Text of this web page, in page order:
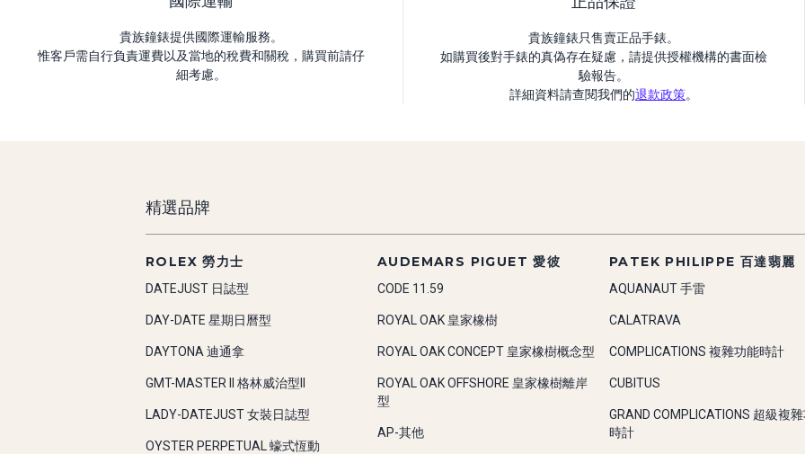
貴族鐘錶提供國際運輸服務。
惟客戶需自行負責運費以及當地的稅費和關稅，購買前請仔
細考慮。
貴族鐘錶只售賣正品手錶。
如購買後對手錶的真偽存在疑慮，請提供授權機構的書面檢
驗報告。
詳細資料請查閱我們的退款政策。
精選品牌
ROLEX 勞力士
DATEJUST 日誌型
DAY-DATE 星期日曆型
DAYTONA 迪通拿
GMT-MASTER II 格林威治型II
LADY-DATEJUST 女裝日誌型
OYSTER PERPETUAL 蠔式恆動
AUDEMARS PIGUET 愛彼
CODE 11.59
ROYAL OAK 皇家橡樹
ROYAL OAK CONCEPT 皇家橡樹概念型
ROYAL OAK OFFSHORE 皇家橡樹離岸
型
AP-其他
PATEK PHILIPPE 百達翡麗
AQUANAUT 手雷
CALATRAVA
COMPLICATIONS 複雜功能時計
CUBITUS
GRAND COMPLICATIONS 超級複
時計